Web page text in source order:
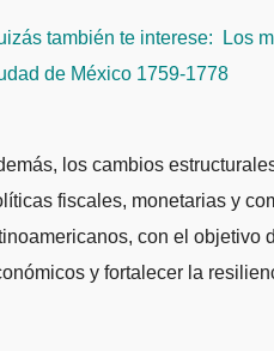
también te interese:
Los
de México 1759-1778
los cambios
fiscales, monetarias y
con el objetivo
y fortalecer la